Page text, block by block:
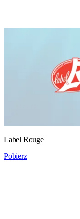
Label Rouge
Pobierz